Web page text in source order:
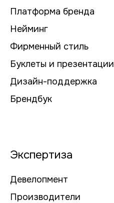
Платформа бренда
Нейминг
Фирменный стиль
Буклеты и презентации
Дизайн-поддержка
Брендбук
Экспертиза
Девелопмент
Производители